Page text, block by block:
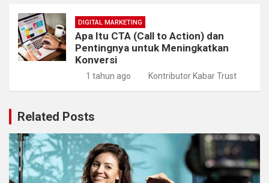
DIGITAL MARKETING
Apa Itu CTA (Call to Action) dan
Pentingnya untuk Meningkatkan
Konversi
1 tahun ago Kontributor Kabar Trust
Related Posts